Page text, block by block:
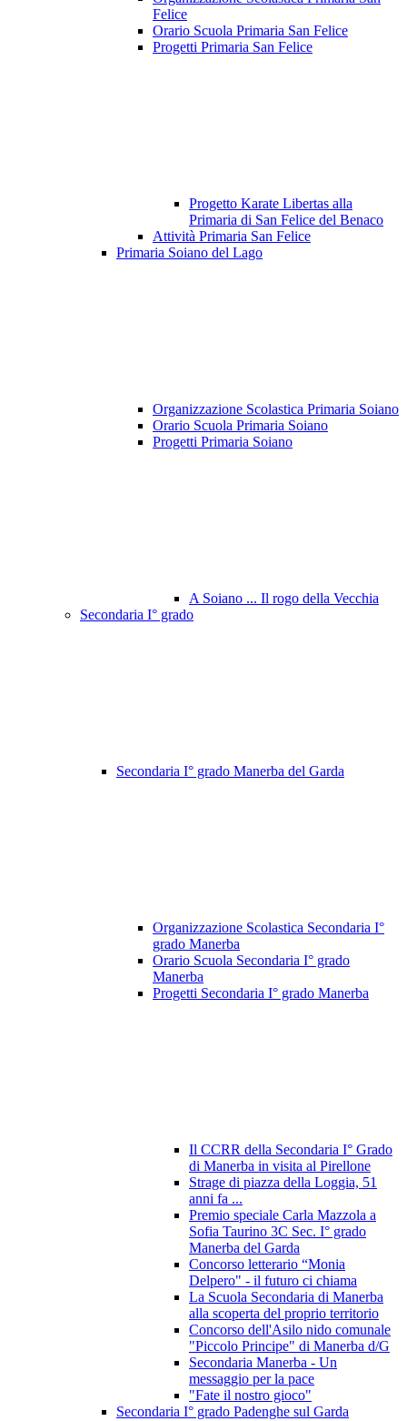
Felice
Orario Scuola Primaria San Felice
Progetti Primaria San Felice
Progetto Karate Libertas alla
Primaria di San Felice del Benaco
Attività Primaria San Felice
Primaria Soiano del Lago
Organizzazione Scolastica Primaria Soiano
Orario Scuola Primaria Soiano
Progetti Primaria Soiano
A Soiano ... Il rogo della Vecchia
Secondaria I° grado
Secondaria I° grado Manerba del Garda
Organizzazione Scolastica Secondaria I°
grado Manerba
Orario Scuola Secondaria I° grado
Manerba
Progetti Secondaria I° grado Manerba
Il CCRR della Secondaria I° Grado
di Manerba in visita al Pirellone
Strage di piazza della Loggia, 51
anni fa ...
Premio speciale Carla Mazzola a
Sofia Taurino 3C Sec. I° grado
Manerba del Garda
Concorso letterario “Monia
Delpero" - il futuro ci chiama
La Scuola Secondaria di Manerba
alla scoperta del proprio territorio
Concorso dell'Asilo nido comunale
"Piccolo Principe" di Manerba d/G
Secondaria Manerba - Un
messaggio per la pace
"Fate il nostro gioco"
Secondaria I° grado Padenghe sul Garda